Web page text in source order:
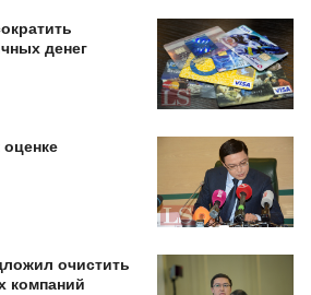
денег
оценке
очистить
компаний